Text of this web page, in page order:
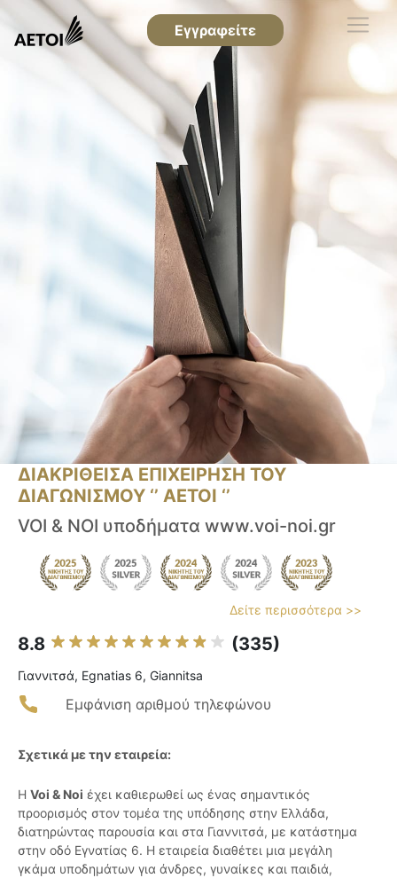
Εγγραφείτε
ΔΙΑΚΡΙΘΕΙΣΑ ΕΠΙΧΕΙΡΗΣΗ ΤΟΥ
ΔΙΑΓΩΝΙΣΜΟΥ ‘’ ΑΕΤΟΙ ‘’
VOI & NOI υποδήματα www.voi-noi.gr
Δείτε περισσότερα >>
8.8 (335)
Γιαννιτσά, Egnatias 6, Giannitsa
Εμφάνιση αριθμού τηλεφώνου
Σχετικά με την εταιρεία:
Η Voi & Noi έχει καθιερωθεί ως ένας σημαντικός
προορισμός στον τομέα της υπόδησης στην Ελλάδα,
διατηρώντας παρουσία και στα Γιαννιτσά, με κατάστημα
στην οδό Εγνατίας 6. Η εταιρεία διαθέτει μια μεγάλη
γκάμα υποδημάτων για άνδρες, γυναίκες και παιδιά,